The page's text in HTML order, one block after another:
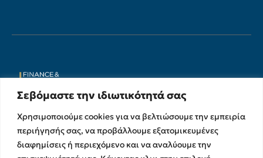
Σεβόμαστε την ιδιωτικότητά σας
Χρησιμοποιούμε cookies για να βελτιώσουμε την εμπειρία
περιήγησής σας, να προβάλλουμε εξατομικευμένες
διαφημίσεις ή περιεχόμενο και να αναλύουμε την
Υπηρεσίες
Υπηρεσίες Ελέγχου &
Σχετικά με εμάς
Ο Όμιλος